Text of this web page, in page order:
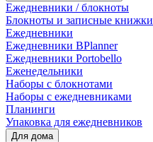
Ежедневники / блокноты
Блокноты и записные книжки
Ежедневники
Ежедневники BPlanner
Ежедневники Portobello
Еженедельники
Наборы с блокнотами
Наборы с ежедневниками
Планинги
Упаковка для ежедневников
Для дома